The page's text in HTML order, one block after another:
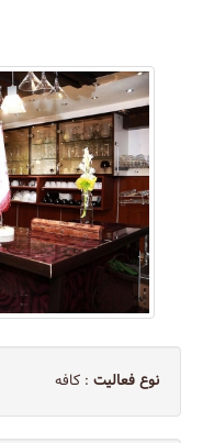
نوع فعالیت : کافه